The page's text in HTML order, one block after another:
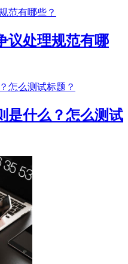
议处理规范有哪
是什么？怎么测试